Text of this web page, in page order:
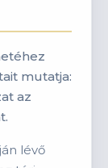
mutatja:
az
lévő